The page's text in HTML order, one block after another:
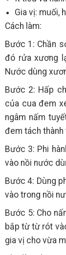
Gia vị: muối,
Cách làm:
Bước 1: Chần
đó rửa xương
Nước dùng
Bước 2: Hấp
của cua đem
ngâm nấm
đem tách thành
Bước 3: Phi
vào nồi nước
Bước 4: Dùng
vào trong nồi
Bước 5: Cho
bắp từ từ rót
gia vị cho vừa